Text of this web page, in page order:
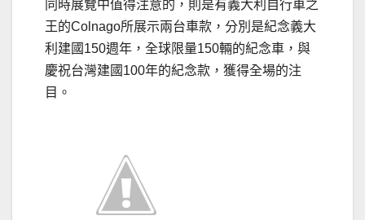
同時展覽中值得注意的，則是有義大利自行車之
王的Colnago所展示兩台車款，分別是紀念義大
利建國150週年，全球限量150輛的紀念車，與
慶祝台灣建國100年的紀念款，獲得全場的注
目。